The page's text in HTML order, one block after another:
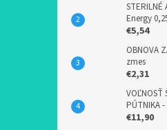
STERILNÉ
Energy
€5,54
OBNOVA
zmes
€2,31
VOĽNOSŤ
PÚTNIKA -
€11,90